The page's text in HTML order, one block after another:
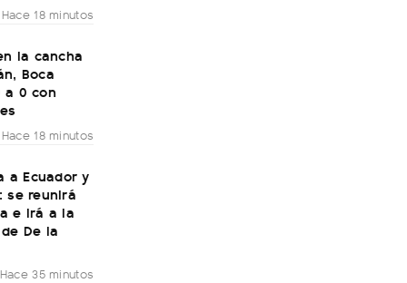
Hace 18 minutos
la cancha
Boca
a 0 con
Hace 18 minutos
a Ecuador y
se reunirá
e irá a la
De la
Hace 35 minutos